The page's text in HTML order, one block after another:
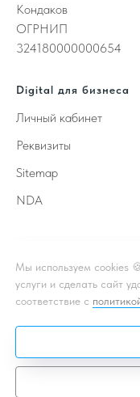
Кондаков
ОГРНИП
324180000000654
Digital для бизнеса
Личный кабинет
Реквизиты
Sitemap
NDA
Принимаем к оплате
* - Подробная
чате или личном
Мы используем cookies
услуги и сделать сайт
соответствие с